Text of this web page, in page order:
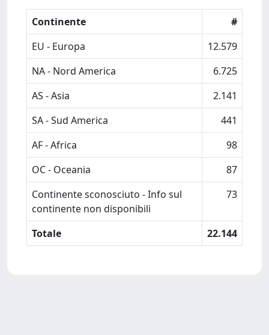
Continente
#
EU - Europa
12.579
NA - Nord America
6.725
AS - Asia
2.141
SA - Sud America
441
AF - Africa
98
OC - Oceania
87
Continente sconosciuto - Info sul
continente non disponibili
73
Totale 22.144